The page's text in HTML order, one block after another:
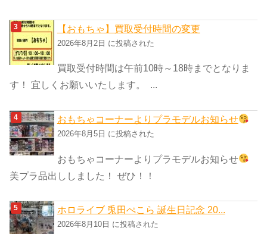
【おもちゃ】買取受付時間の変更
2026年8月2日 に投稿された
買取受付時間は午前10時～18時までとなりま
す！ 宜しくお願いいたします。 ...
おもちゃコーナーよりプラモデルお知らせ
2026年8月5日 に投稿された
おもちゃコーナーよりプラモデルお知らせ
美プラ品出ししました！ ぜひ！！
ホロライブ 兎田ぺこら 誕生日記念 20...
2026年8月10日 に投稿された